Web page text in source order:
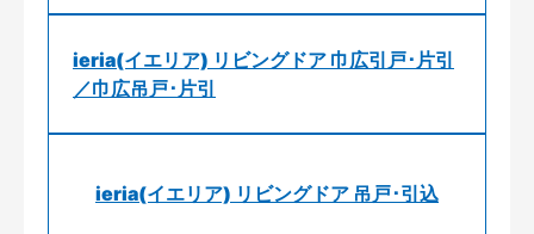
ieria(イエリア) リビングドア 巾広引戸･片引
／巾広吊戸･片引
ieria(イエリア) リビングドア 吊戸･引込